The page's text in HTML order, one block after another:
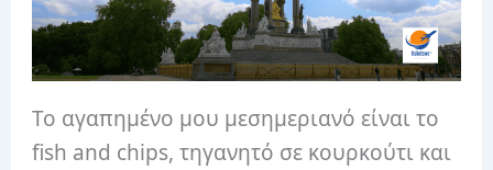
Το αγαπημένο μου μεσημεριανό είναι το
fish and chips, τηγανητό σε κουρκούτι και